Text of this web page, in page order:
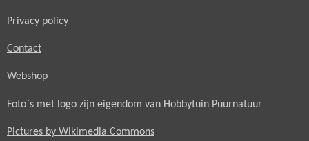
Privacy policy
Contact
Webshop
Foto`s met logo zijn eigendom van Hobbytuin Puurnatuur
Pictures by Wikimedia Commons